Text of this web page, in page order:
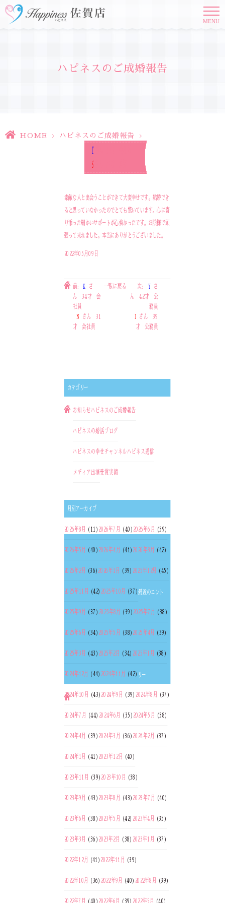
MENU
ハピネスのご成婚報告
HOME > ハピネスのご成婚報告 >
T
S
素敵な人と出会うことができて大変幸せです。結婚でき
ると思っていなかったのでとても驚いています。心に寄
り添った細かいサポートが心強かったです。お陰様で頑
張って来れました。本当にありがとうございました。
2022年05月09日
前: K さ
ん 34才 会
社員
N さん 31
才 会社員
一覧に戻る 次: Y さ
ん 42才 公
務員
I さん 39
才 公務員
カテゴリー
お知らせハピネスのご成婚報告
ハピネスの婚活ブログ
ハピネスの幸せチャンネルハピネス通信
メディア出演受賞実績
月別アーカイブ
2026年8月 (11) 2026年7月 (40) 2026年6月 (39)
2026年5月 (40) 2026年4月 (41) 2026年3月 (42)
2026年2月 (36) 2026年1月 (39) 2025年12月 (45)
2025年11月 (42) 2025年10月 (37)
2025年9月 (37) 2025年8月 (39) 2025年7月 (38)
2025年6月 (34) 2025年5月 (38) 2025年4月 (39)
2025年3月 (43) 2025年2月 (34) 2025年1月 (38)
2024年12月 (44) 2024年11月 (42)
2024年10月 (43) 2024年9月 (39) 2024年8月 (37)
2024年7月 (44) 2024年6月 (35) 2024年5月 (38)
2024年4月 (39) 2024年3月 (36) 2024年2月 (37)
2024年1月 (41) 2023年12月 (40)
2023年11月 (39) 2023年10月 (38)
2023年9月 (43) 2023年8月 (43) 2023年7月 (40)
2023年6月 (38) 2023年5月 (42) 2023年4月 (35)
2023年3月 (36) 2023年2月 (38) 2023年1月 (37)
2022年12月 (41) 2022年11月 (39)
2022年10月 (36) 2022年9月 (40) 2022年8月 (39)
2022年7月 (40) 2022年6月 (39) 2022年5月 (40)
最近のエント
リー